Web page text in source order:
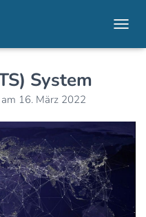
System
am 16. März 2022